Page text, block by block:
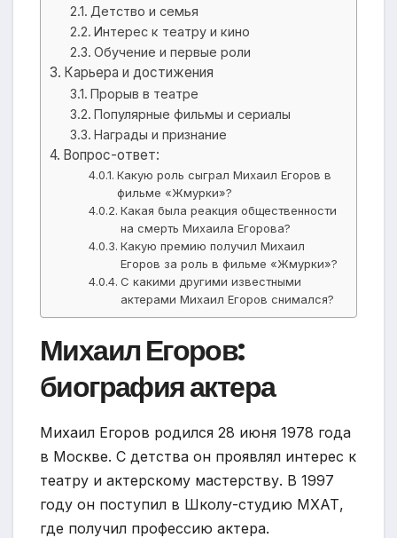
Детство и семья
Интерес к театру и кино
Обучение и первые роли
Карьера и достижения
Прорыв в театре
Популярные фильмы и сериалы
Награды и признание
Вопрос-ответ:
Какую роль сыграл Михаил Егоров в
фильме «Жмурки»?
Какая была реакция общественности
на смерть Михаила Егорова?
Какую премию получил Михаил
Егоров за роль в фильме «Жмурки»?
С какими другими известными
актерами Михаил Егоров снимался?
Михаил Егоров:
биография актера
Михаил Егоров родился 28 июня 1978 года
в Москве. С детства он проявлял интерес к
театру и актерскому мастерству. В 1997
году он поступил в Школу-студию МХАТ,
где получил профессию актера.